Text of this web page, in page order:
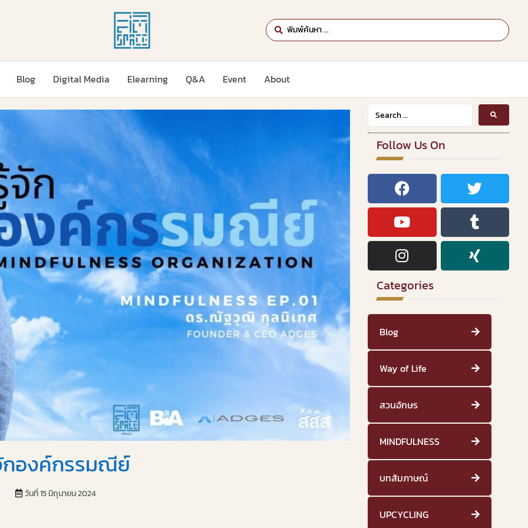
Blog Digital Media Elearning Q&A Event About
องค์กรรมณีย์
วันที่ 15 มิถุนายน 2024
Follow Us On
Categories
Blog
Way of Life
สวนอักษร
MINDFULNESS
บทสัมภาษณ์
UPCYCLING